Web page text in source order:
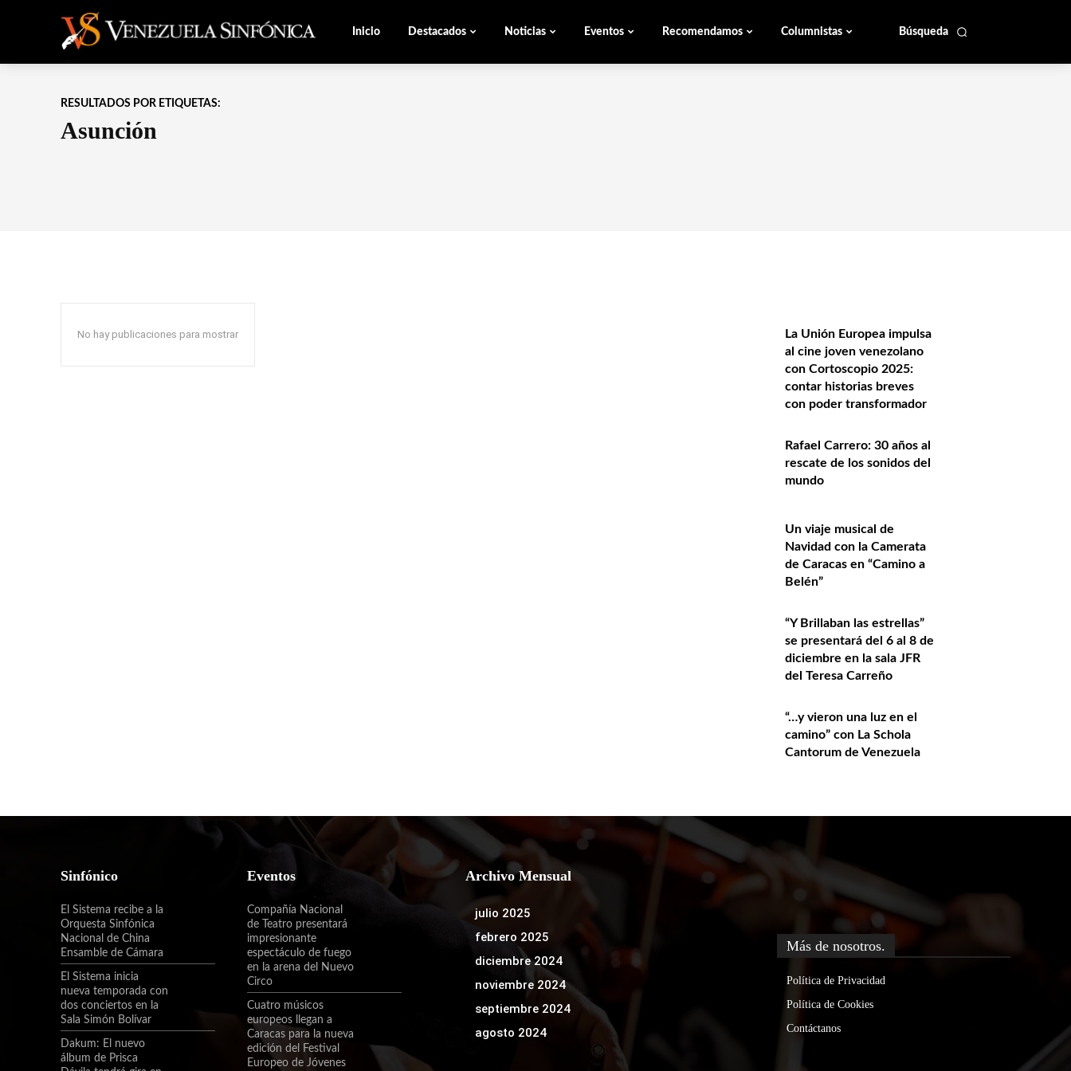
Búsqueda
Inicio Destacados Noticias Eventos Recomendamos Columnistas
RESULTADOS POR ETIQUETAS:
Asunción
No hay publicaciones para mostrar
La Unión Europea impulsa
al cine joven venezolano
con Cortoscopio 2025:
contar historias breves
con poder transformador
Rafael Carrero: 30 años al
rescate de los sonidos del
mundo
Un viaje musical de
Navidad con la Camerata
de Caracas en “Camino a
Belén”
“Y Brillaban las estrellas”
se presentará del 6 al 8 de
diciembre en la sala JFR
del Teresa Carreño
“…y vieron una luz en el
camino” con La Schola
Cantorum de Venezuela
Sinfónico
El Sistema recibe a la
Orquesta Sinfónica
Nacional de China
Ensamble de Cámara
El Sistema inicia
nueva temporada con
dos conciertos en la
Sala Simón Bolívar
Dakum: El nuevo
álbum de Prisca
Eventos
Compañía Nacional
de Teatro presentará
impresionante
espectáculo de fuego
en la arena del Nuevo
Circo
Cuatro músicos
europeos llegan a
Caracas para la nueva
edición del Festival
Europeo de Jóvenes
Archivo Mensual
julio 2025
febrero 2025
diciembre 2024
noviembre 2024
septiembre 2024
agosto 2024
Más de nosotros.
Política de Privacidad
Política de Cookies
Contáctanos